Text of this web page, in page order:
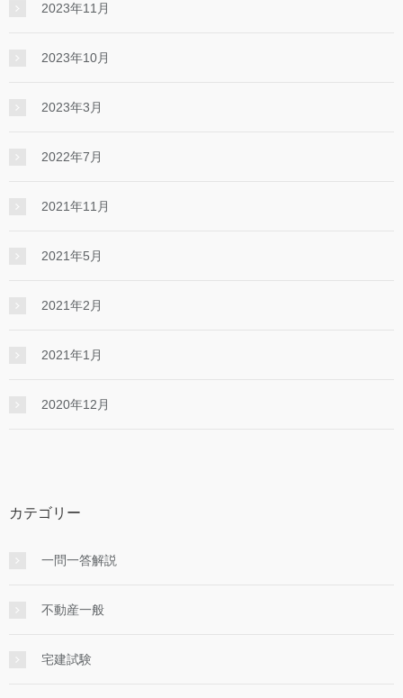
2023年11月
2023年10月
2023年3月
2022年7月
2021年11月
2021年5月
2021年2月
2021年1月
2020年12月
カテゴリー
一問一答解説
不動産一般
宅建試験